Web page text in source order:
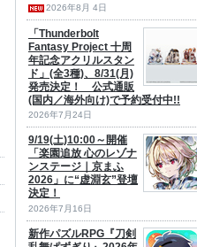
2026年8月 4日
「Thunderbolt
Fantasy Project 十周
年記念アクリルスタン
ド」(全3種)、8/31(月)
発売決定！ 公式通販
(国内／海外向け)で予約受付中!!
2026年7月24日
9/19(土)10:00～開催
「楽園追放 心のレゾナ
ンステージ｜京まふ
2026」に“虚淵玄”登壇
決定！
2026年7月16日
新作パズルRPG『刀剣